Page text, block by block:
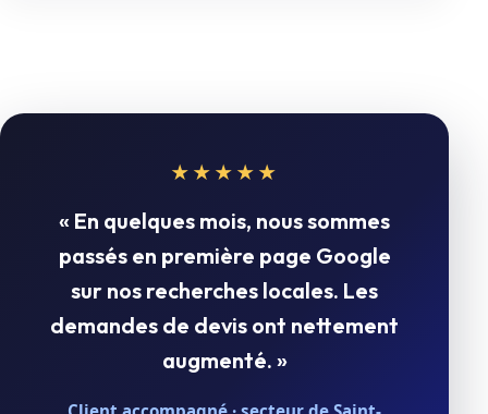
★★★★★
« En quelques mois, nous sommes
passés en première page Google
sur nos recherches locales. Les
demandes de devis ont nettement
augmenté. »